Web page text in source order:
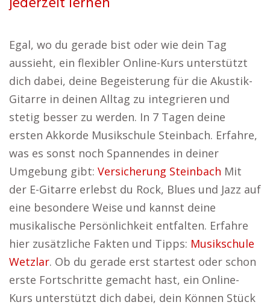
Egal, wo du gerade bist oder wie dein Tag
aussieht, ein flexibler Online-Kurs unterstützt
dich dabei, deine Begeisterung für die Akustik-
Gitarre in deinen Alltag zu integrieren und
stetig besser zu werden. In 7 Tagen deine
ersten Akkorde Musikschule Steinbach. Erfahre,
was es sonst noch Spannendes in deiner
Umgebung gibt: Versicherung Steinbach Mit
der E-Gitarre erlebst du Rock, Blues und Jazz auf
eine besondere Weise und kannst deine
musikalische Persönlichkeit entfalten. Erfahre
hier zusätzliche Fakten und Tipps: Musikschule
Wetzlar. Ob du gerade erst startest oder schon
erste Fortschritte gemacht hast, ein Online-
Kurs unterstützt dich dabei, dein Können Stück